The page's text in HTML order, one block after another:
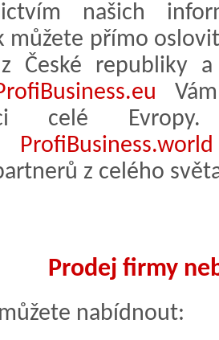
našich
můžete přímo
České republiky a
celé Evropy.
ProfiBusiness.world
z celého
Prodej firmy
nabídnout: